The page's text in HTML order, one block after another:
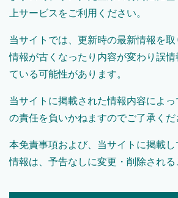
上サービスをご利用ください。
当サイトでは、更新時の最新情報を取
情報が古くなったり内容が変わり誤
ている可能性があります。
当サイトに掲載された情報内容によ
の責任を負いかねますのでご了承くだ
本免責事項および、当サイトに掲載し
情報は、予告なしに変更・削除される